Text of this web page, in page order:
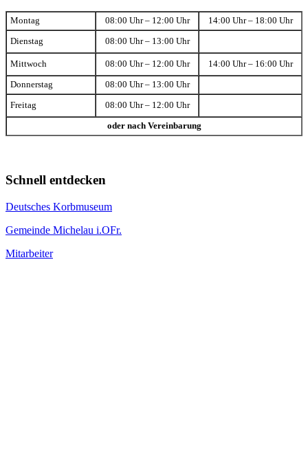
Montag 08:00 Uhr – 12:00 Uhr 14:00 Uhr – 18:00 Uhr
Dienstag 08:00 Uhr – 13:00 Uhr
Mittwoch 08:00 Uhr – 12:00 Uhr 14:00 Uhr – 16:00 Uhr
Donnerstag 08:00 Uhr – 13:00 Uhr
Freitag 08:00 Uhr – 12:00 Uhr
oder nach Vereinbarung
Schnell entdecken
Deutsches Korbmuseum
Gemeinde Michelau i.OFr.
Mitarbeiter